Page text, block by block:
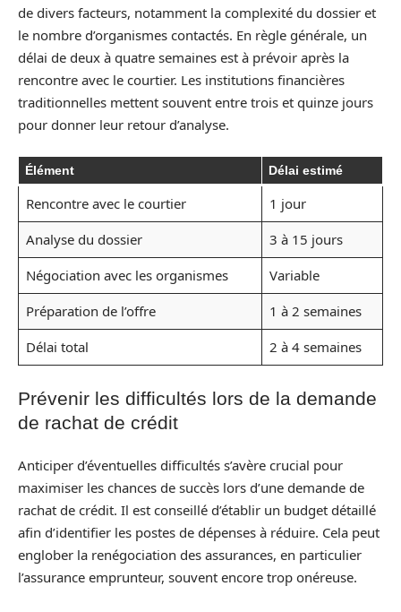
de divers facteurs, notamment la complexité du dossier et
le nombre d’organismes contactés. En règle générale, un
délai de deux à quatre semaines est à prévoir après la
rencontre avec le courtier. Les institutions financières
traditionnelles mettent souvent entre trois et quinze jours
pour donner leur retour d’analyse.
Élément Délai estimé
Rencontre avec le courtier
1 jour
Analyse du dossier
3 à 15 jours
Négociation avec les organismes
Variable
Préparation de l’offre
1 à 2 semaines
Délai total
2 à 4 semaines
Prévenir les difficultés lors de la demande
de rachat de crédit
Anticiper d’éventuelles difficultés s’avère crucial pour
maximiser les chances de succès lors d’une demande de
rachat de crédit. Il est conseillé d’établir un budget détaillé
afin d’identifier les postes de dépenses à réduire. Cela peut
englober la renégociation des assurances, en particulier
l’assurance emprunteur, souvent encore trop onéreuse.